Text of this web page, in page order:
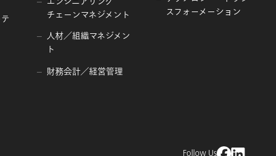
チェーンマネジメント
人材／組織マネジメン
ト
財務会計／経営管理
スフォーメーション
Follow Us